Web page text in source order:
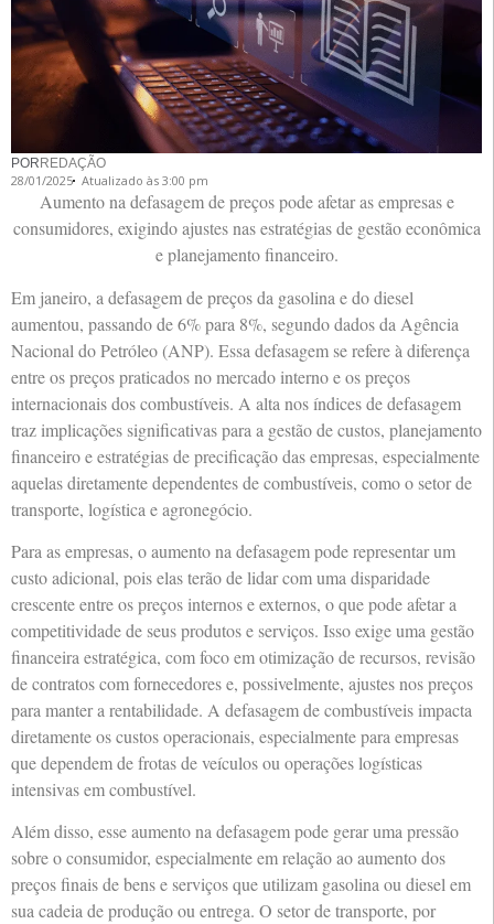
POR REDAÇÃO
28/01/2025 Atualizado às 3:00 pm
Aumento na defasagem de preços pode afetar as empresas e
consumidores, exigindo ajustes nas estratégias de gestão econômica
e planejamento financeiro.
Em janeiro, a defasagem de preços da gasolina e do diesel
aumentou, passando de 6% para 8%, segundo dados da Agência
Nacional do Petróleo (ANP). Essa defasagem se refere à diferença
entre os preços praticados no mercado interno e os preços
internacionais dos combustíveis. A alta nos índices de defasagem
traz implicações significativas para a gestão de custos, planejamento
financeiro e estratégias de precificação das empresas, especialmente
aquelas diretamente dependentes de combustíveis, como o setor de
transporte, logística e agronegócio.
Para as empresas, o aumento na defasagem pode representar um
custo adicional, pois elas terão de lidar com uma disparidade
crescente entre os preços internos e externos, o que pode afetar a
competitividade de seus produtos e serviços. Isso exige uma gestão
financeira estratégica, com foco em otimização de recursos, revisão
de contratos com fornecedores e, possivelmente, ajustes nos preços
para manter a rentabilidade. A defasagem de combustíveis impacta
diretamente os custos operacionais, especialmente para empresas
que dependem de frotas de veículos ou operações logísticas
intensivas em combustível.
Além disso, esse aumento na defasagem pode gerar uma pressão
sobre o consumidor, especialmente em relação ao aumento dos
preços finais de bens e serviços que utilizam gasolina ou diesel em
sua cadeia de produção ou entrega. O setor de transporte, por